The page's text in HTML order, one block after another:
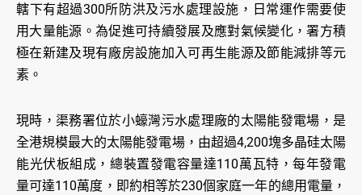
轄下有超過300所防洪及污水處理設施，日常運作需要使
用大量能源。為促進可持續發展及應對氣候變化，署方積
極在新建及現有廠房設施加入可再生能源及節能減排等元
素。
現時，渠務署位於小蠔灣污水處理廠的太陽能發電場，是
全港規模最大的太陽能發電場，由超過4,200塊多晶硅太陽
能光伏板組成，總裝置發電容量達110萬瓦特，每年發電
量可達110萬度，即約相等於230個家庭一年的總用電量，